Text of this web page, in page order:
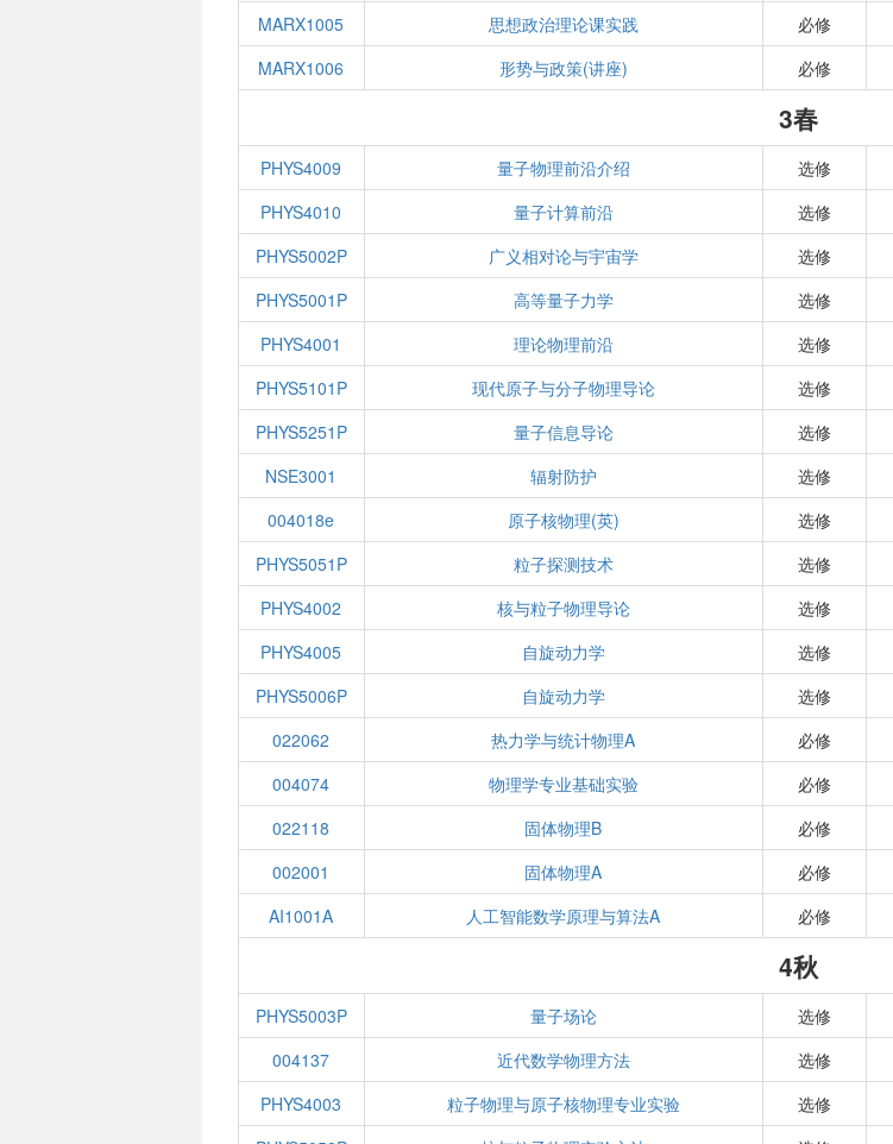
MARX1005
思想政治理论课实践 必修
MARX1006
形势与政策(讲座) 必修
3春
PHYS4009 量子物理前沿介绍 选修
PHYS4010
量子计算前沿 选修
PHYS5002P
广义相对论与宇宙学 选修
PHYS5001P
高等量子力学 选修
PHYS4001
理论物理前沿 选修
PHYS5101P
现代原子与分子物理导论 选修
PHYS5251P
量子信息导论 选修
NSE3001
辐射防护 选修
004018e
原子核物理(英) 选修
PHYS5051P
粒子探测技术 选修
PHYS4002
核与粒子物理导论 选修
PHYS4005
自旋动力学 选修
PHYS5006P
自旋动力学 选修
022062
热力学与统计物理A 必修
004074
物理学专业基础实验 必修
022118
固体物理B 必修
002001
固体物理A 必修
AI1001A
人工智能数学原理与算法A 必修
4秋
PHYS5003P 量子场论 选修
004137
近代数学物理方法 选修
PHYS4003
粒子物理与原子核物理专业实验 选修